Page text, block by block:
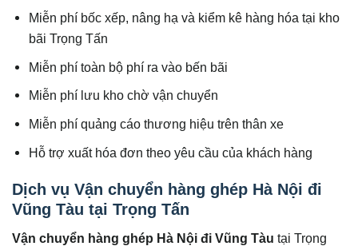
Miễn phí bốc xếp, nâng hạ và kiểm kê hàng hóa tại kho
bãi Trọng Tấn
Miễn phí toàn bộ phí ra vào bến bãi
Miễn phí lưu kho chờ vận chuyển
Miễn phí quảng cáo thương hiệu trên thân xe
Hỗ trợ xuất hóa đơn theo yêu cầu của khách hàng
Dịch vụ Vận chuyển hàng ghép Hà Nội đi
Vũng Tàu tại Trọng Tấn
Vận chuyển hàng ghép Hà Nội đi Vũng Tàu tại Trọng